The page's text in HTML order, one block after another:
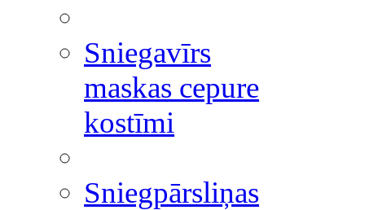
Sniegavīrs
maskas cepure
kostīmi
Sniegpārsliņas